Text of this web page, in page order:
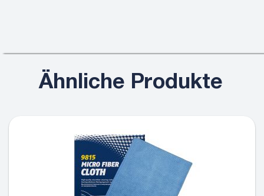
Ähnliche Produkte